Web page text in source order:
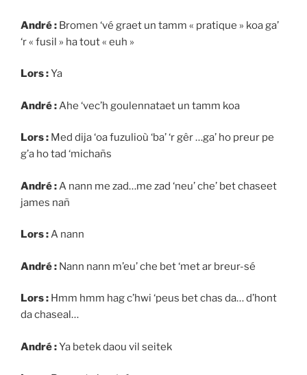
André : Bromen ‘vé graet un tamm « pratique » koa ga’
‘r « fusil » ha tout « euh »
Lors :Ya
André : Ahe ‘vec’h goulennataet un tamm koa
Lors : Med dija ‘oa fuzulioù ‘ba’ ‘r gêr …ga’ ho preur pe
g’a ho tad ‘michañs
André : A nann me zad…me zad ‘neu’ che’ bet chaseet
james nañ
Lors :A nann
André : Nann nann m’eu’ che bet ‘met ar breur-sé
Lors : Hmm hmm hag c’hwi ‘peus bet chas da… d’hont
da chaseal…
André :Ya betek daou vil seitek